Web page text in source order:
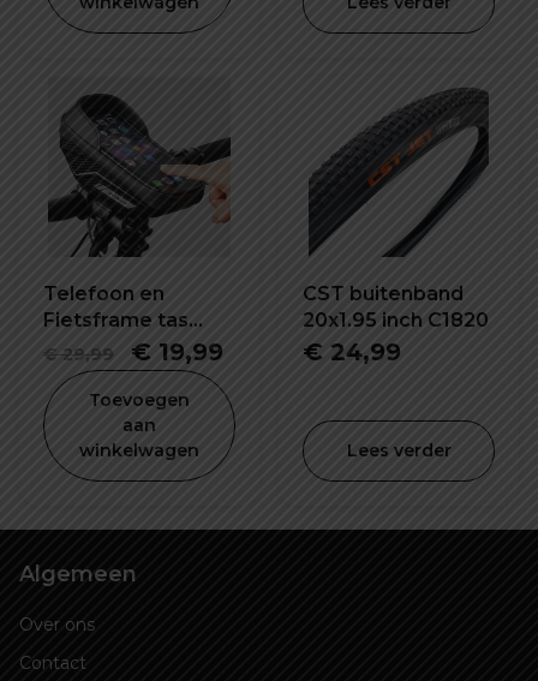
€ 39,99.€ 24,99.
€ 24,99.€
Telefoon en
Fietsframe tas
waterdicht en
schokbestendig
€29,99
Oorspronkelijke
was:
€ 29,99.
€ 19,99 Huidige
prijs
is:
€ 19,99.
Toevoegen
aan
winkelwagen
CST buitenband
20x1.95 inch C1820
€ 24,99
Lees verder
Algemeen
Over ons
Contact